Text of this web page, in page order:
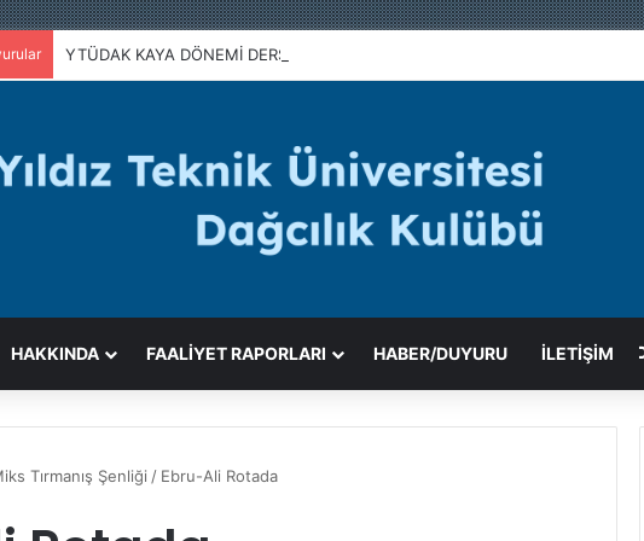
YTÜDAK KAYA DÖNEMİ DERSLERİMİZ BAŞLADI
HAKKINDA FAALIYET RAPORLARI HABER/DUYURU İLETİŞİM
Tırmanış Şenliği / Ebru-Ali Rotada